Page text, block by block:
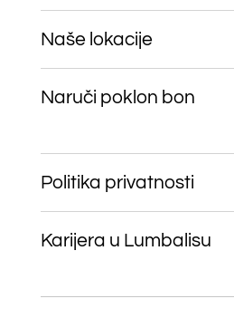
Naše lokacije
Naruči poklon bon
Politika privatnosti
Karijera u Lumbalisu